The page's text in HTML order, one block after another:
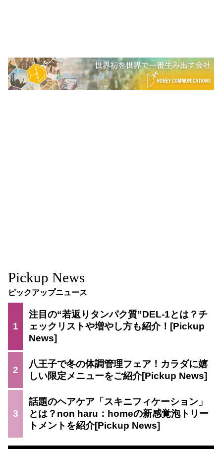
Pickup News
ピックアップニュース
1
注目の“若返りタンパク質”DEL-1とは？チ
ェックリストや増やし方も紹介！
2
八王子で冬の体調管理フェア！カラダに嬉
しい限定メニューをご紹介
3
話題のヘアケア「スキニフィケーション」
とは？non haru：homeの新感覚泡トリー
トメントを紹介